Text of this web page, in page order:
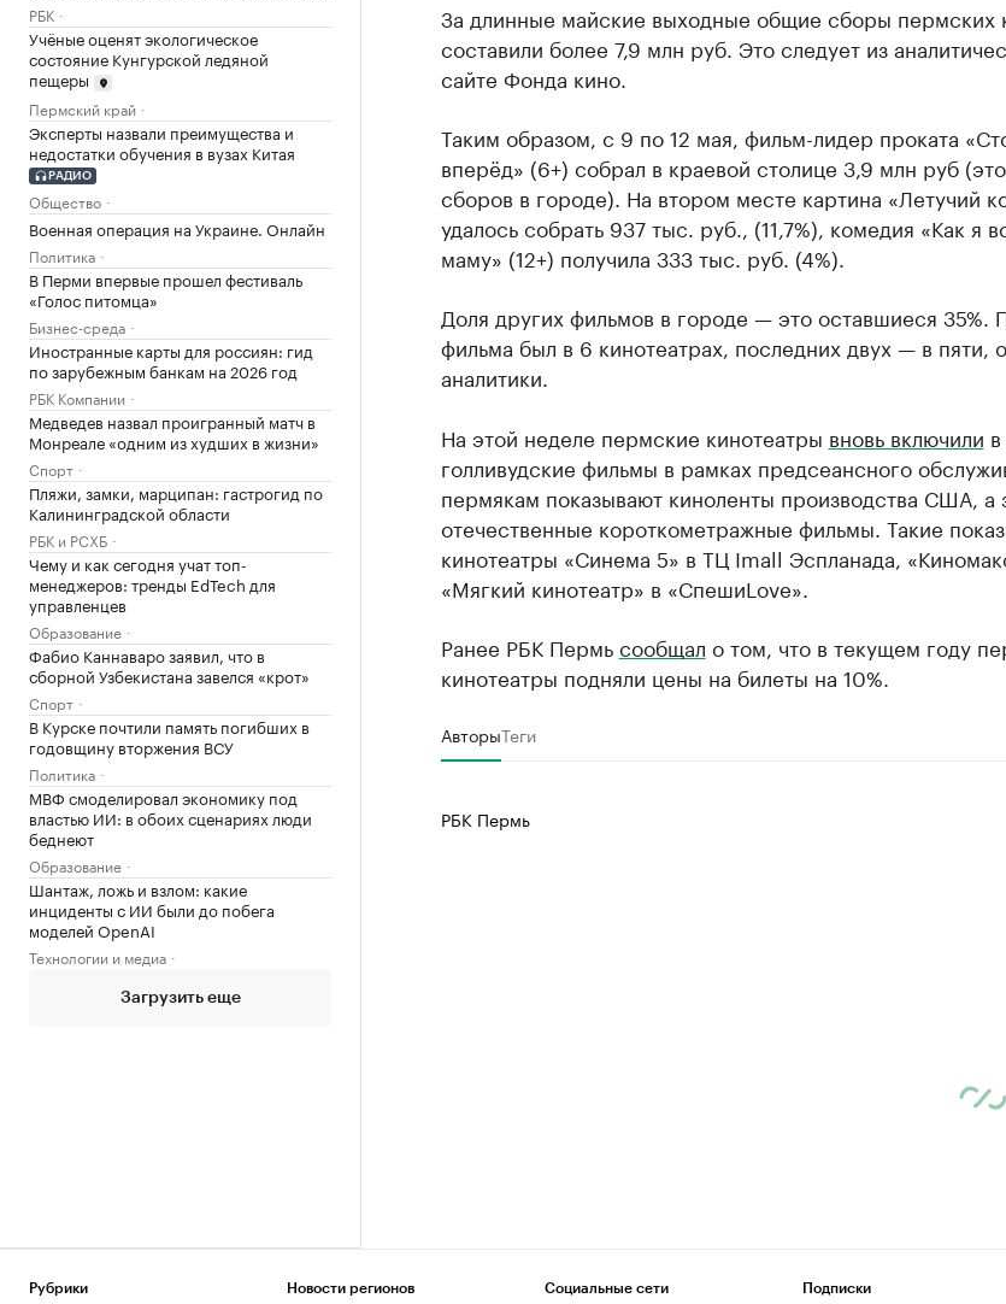
РБК
Учёные оценят экологическое
состояние Кунгурской ледяной
пещеры
Пермский край
Эксперты назвали преимущества и
недостатки обучения в вузах Китая
РАДИО
Общество
Военная операция на Украине. Онлайн
Политика
В Перми впервые прошел фестиваль
«Голос питомца»
Бизнес-среда
Иностранные карты для россиян: гид
по зарубежным банкам на 2026 год
РБК Компании
Медведев назвал проигранный матч в
Монреале «одним из худших в жизни»
Спорт
Пляжи, замки, марципан: гастрогид по
Калининградской области
РБК и РСХБ
Чему и как сегодня учат топ-
менеджеров: тренды EdTech для
управленцев
Образование
Фабио Каннаваро заявил, что в
сборной Узбекистана завелся «крот»
Спорт
В Курске почтили память погибших в
годовщину вторжения ВСУ
Политика
МВФ смоделировал экономику под
властью ИИ: в обоих сценариях люди
беднеют
Образование
Шантаж, ложь и взлом: какие
инциденты с ИИ были до побега
моделей OpenAI
Технологии и медиа
Загрузить еще
За длинные майские выходные общие сборы пермских
составили более 7,9 млн руб. Это следует из
сайте Фонда кино.
Таким образом, с 9 по 12 мая, фильм-лидер проката
вперёд» (6+) собрал в краевой столице 3,9 млн руб
сборов в городе). На втором месте картина «Летучий
удалось собрать 937 тыс. руб., (11,7%), комедия «Как я
маму» (12+) получила 333 тыс. руб. (4%).
Доля других фильмов в городе — это оставшиеся 35%.
фильма был в 6 кинотеатрах, последних двух — в пяти,
аналитики.
На этой неделе пермские кинотеатры вновь включили
голливудские фильмы в рамках предсеансного
пермякам показывают киноленты производства США, а
отечественные короткометражные фильмы. Такие
кинотеатры «Синема 5» в ТЦ Imall Эспланада,
«Мягкий кинотеатр» в «СпешиLove».
Ранее РБК Пермьсообщал о том, что в текущем году
кинотеатры подняли цены на билеты на 10%.
АвторыТеги
РБК Пермь
Рубрики Новости регионов Социальные сети Подписки